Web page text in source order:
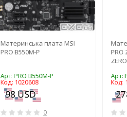
Материнська плата MSI
PRO B550M-P
Арт: PRO B550M-P
Код: 1020608
0
PRO
Арт:
Код: